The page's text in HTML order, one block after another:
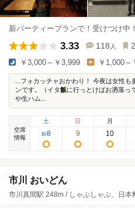
新パーティープランで！受けつけ中！
3.33 118 人
￥3,000～￥3,999 ￥1,000～
...フォカッチャおかわり！ 今夜は女性
ンです。（イタ飯に行っとけばお洒落っ
や生ハム...
空席
情報
土
8/8
日
9
月
10
市川 おいどん
市川真間駅 248m / しゃぶしゃぶ、日本